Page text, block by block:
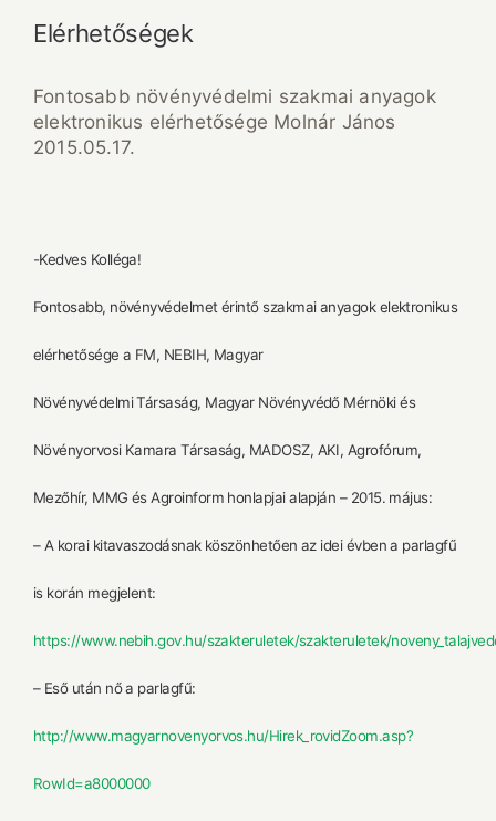
Elérhetőségek
Fontosabb növényvédelmi szakmai anyagok
elektronikus elérhetősége Molnár János
2015.05.17.
-Kedves Kolléga!
Fontosabb, növényvédelmet érintő szakmai anyagok elektronikus
elérhetősége a FM, NEBIH, Magyar
Növényvédelmi Társaság, Magyar Növényvédő Mérnöki és
Növényorvosi Kamara Társaság, MADOSZ, AKI, Agrofórum,
Mezőhír, MMG és Agroinform honlapjai alapján – 2015. május:
– A korai kitavaszodásnak köszönhetően az idei évben a parlagfű
is korán megjelent:
https://www.nebih.gov.hu/szakteruletek/szakteruletek/
– Eső után nő a parlagfű:
http://www.magyarnovenyorvos.hu/Hirek_rovidZoom.asp?
RowId=a8000000